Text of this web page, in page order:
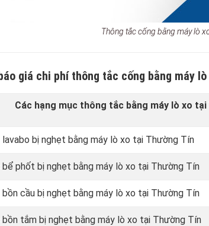
Thông tắc cống bằng máy lò
giá chi phí thông tắc cống bằng máy
Các hạng mục thông tắc bằng máy lò xo
bị nghẹt bằng máy lò xo tại Thường Tín
phốt bị nghẹt bằng máy lò xo tại Thường Tín
cầu bị nghẹt bằng máy lò xo tại Thường Tín
tắm bị nghẹt bằng máy lò xo tại Thường Tín